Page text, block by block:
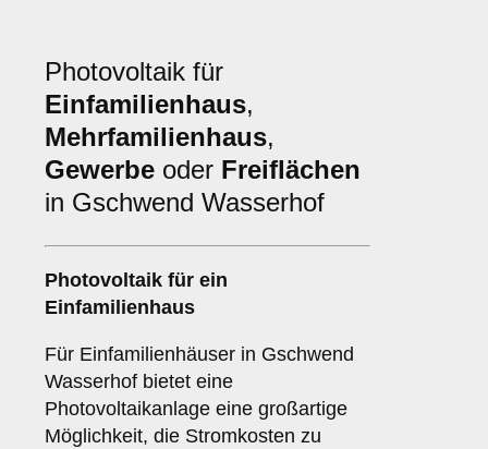
Photovoltaik für
Einfamilienhaus,
Mehrfamilienhaus,
Gewerbe oder Freiflächen
in Gschwend Wasserhof
Photovoltaik für ein
Einfamilienhaus
Für Einfamilienhäuser in Gschwend
Wasserhof bietet eine
Photovoltaikanlage eine großartige
Möglichkeit, die Stromkosten zu